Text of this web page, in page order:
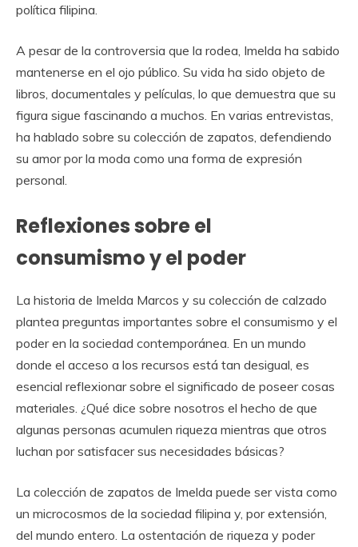
política filipina.
A pesar de la controversia que la rodea, Imelda ha sabido
mantenerse en el ojo público. Su vida ha sido objeto de
libros, documentales y películas, lo que demuestra que su
figura sigue fascinando a muchos. En varias entrevistas,
ha hablado sobre su colección de zapatos, defendiendo
su amor por la moda como una forma de expresión
personal.
Reflexiones sobre el
consumismo y el poder
La historia de Imelda Marcos y su colección de calzado
plantea preguntas importantes sobre el consumismo y el
poder en la sociedad contemporánea. En un mundo
donde el acceso a los recursos está tan desigual, es
esencial reflexionar sobre el significado de poseer cosas
materiales. ¿Qué dice sobre nosotros el hecho de que
algunas personas acumulen riqueza mientras que otros
luchan por satisfacer sus necesidades básicas?
La colección de zapatos de Imelda puede ser vista como
un microcosmos de la sociedad filipina y, por extensión,
del mundo entero. La ostentación de riqueza y poder